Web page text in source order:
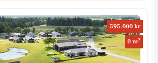
595.000 kr
0 m2